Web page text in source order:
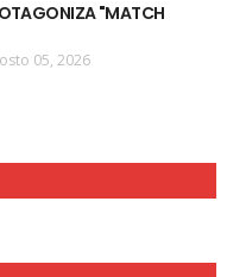
"MATCH
05, 2026